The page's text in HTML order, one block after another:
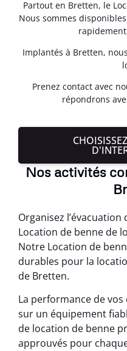
Partout en Bretten, le
Nous sommes
Implantés à Bretten,
Prenez contact avec
répondrons
Nos activités
Organisez
Location de benne de
Notre Location de
durables pour la
de Bretten.
La performance de vos
sur un équipement
de location de benne
approuvés pour